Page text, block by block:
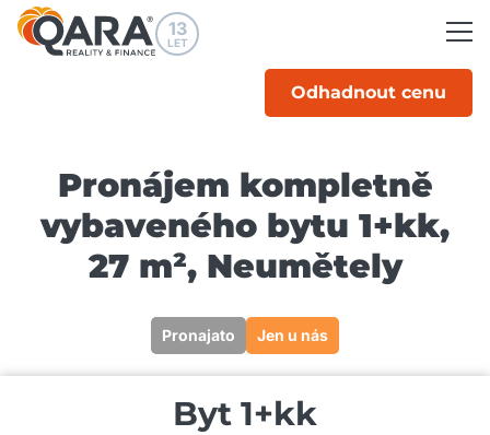
13
LET
Odhadnout cenu
Pronájem kompletně
vybaveného bytu 1+kk,
27 m², Neumětely
Pronajato Jen u nás
Tato nabídka již není aktivní
Byt 1+kk